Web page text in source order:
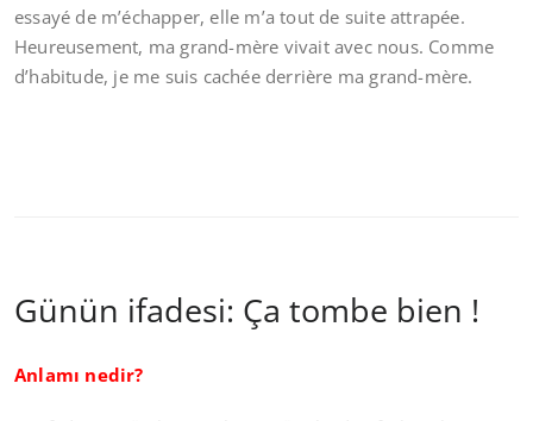
essayé de m’échapper, elle m’a tout de suite attrapée.
Heureusement, ma grand-mère vivait avec nous. Comme
d’habitude, je me suis cachée derrière ma grand-mère.
Günün ifadesi: Ça tombe bien !
Anlamı nedir?